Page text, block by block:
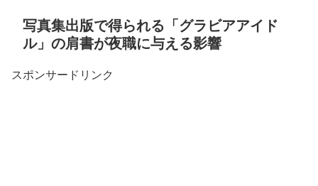
写真集出版で得られる「グラビアアイド
ル」の肩書が夜職に与える影響
スポンサードリンク